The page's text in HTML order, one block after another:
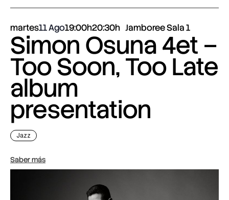
martes11 Ago19:00h20:30h Jamboree Sala 1
Simon Osuna 4et –
Too Soon, Too Late
album
presentation
Jazz
Saber más